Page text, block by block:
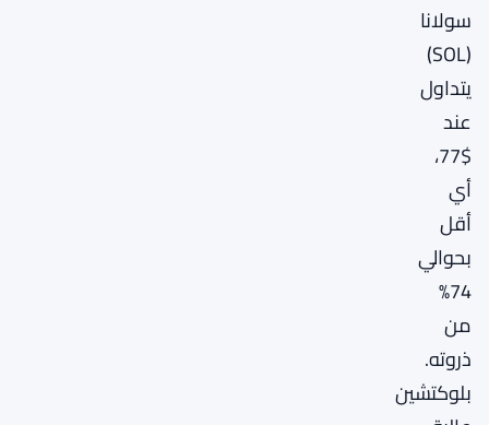
سولانا
(SOL)
يتداول
عند
$77،
أي
أقل
بحوالي
74%
من
ذروته.
بلوكتشين